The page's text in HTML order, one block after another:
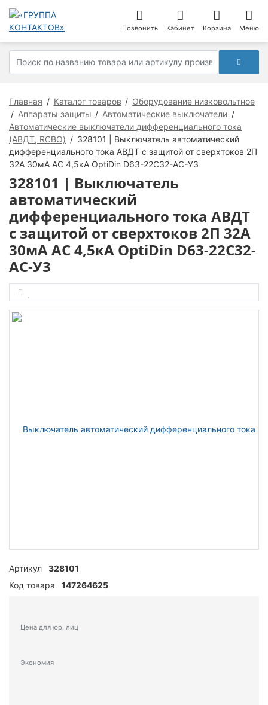
Позвонить Кабинет Корзина Меню
Главная Каталог товаров
Оборудование низковольтное
Аппараты защиты
Автоматические выключатели
Автоматические выключатели дифференциального тока
(АВДТ, RCBO)
328101 | Выключатель автоматический
дифференциального тока АВДТ с защитой от сверхтоков 2П
32А 30мА AC 4,5кА OptiDin D63-22C32-AC-У3
328101 | Выключатель
автоматический
дифференциального тока АВДТ
с защитой от сверхтоков 2П 32А
30мА AC 4,5кА OptiDin D63-22C32-
AC-У3
Артикул
328101
Код товара
147264625
Цена для юр. лиц
Экономия